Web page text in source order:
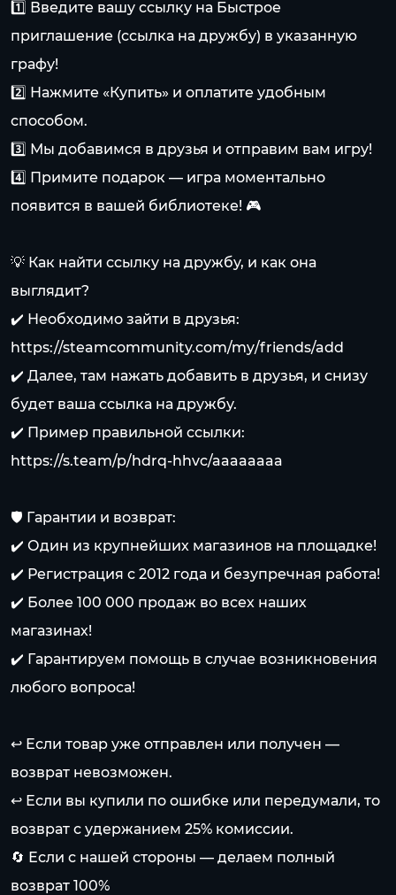
1️⃣ Введите вашу ссылку на Быстрое
приглашение (ссылка на дружбу) в указанную
графу!
2️⃣ Нажмите «Купить» и оплатите удобным
способом.
3️⃣ Мы добавимся в друзья и отправим вам игру!
4️⃣ Примите подарок — игра моментально
появится в вашей библиотеке! 🎮
💡 Как найти ссылку на дружбу, и как она
выглядит?
✔️ Необходимо зайти в друзья:
https://steamcommunity.com/my/friends/add
✔️ Далее, там нажать добавить в друзья, и снизу
будет ваша ссылка на дружбу.
✔️ Пример правильной ссылки:
https://s.team/p/hdrq-hhvc/aaaaaaaa
🛡️ Гарантии и возврат:
✔️ Один из крупнейших магазинов на площадке!
✔️ Регистрация с 2012 года и безупречная работа!
✔️ Более 100 000 продаж во всех наших
магазинах!
✔️ Гарантируем помощь в случае возникновения
любого вопроса!
↩️ Если товар уже отправлен или получен —
возврат невозможен.
↩️ Если вы купили по ошибке или передумали, то
возврат с удержанием 25% комиссии.
🔄 Если с нашей стороны — делаем полный
возврат 100%